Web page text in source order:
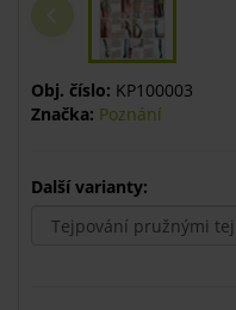
Obj. číslo: KP100003
Značka: Poznání
Další varianty: